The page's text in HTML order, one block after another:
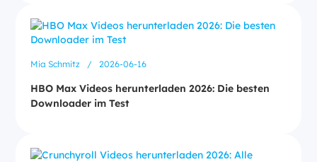
Mia Schmitz / 2026-06-16
HBO Max Videos herunterladen 2026: Die besten
Downloader im Test